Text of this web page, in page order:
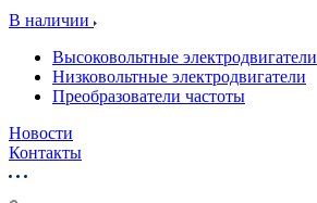
В наличии
Высоковольтные электродвигатели
Низковольтные электродвигатели
Преобразователи частоты
Новости
Контакты